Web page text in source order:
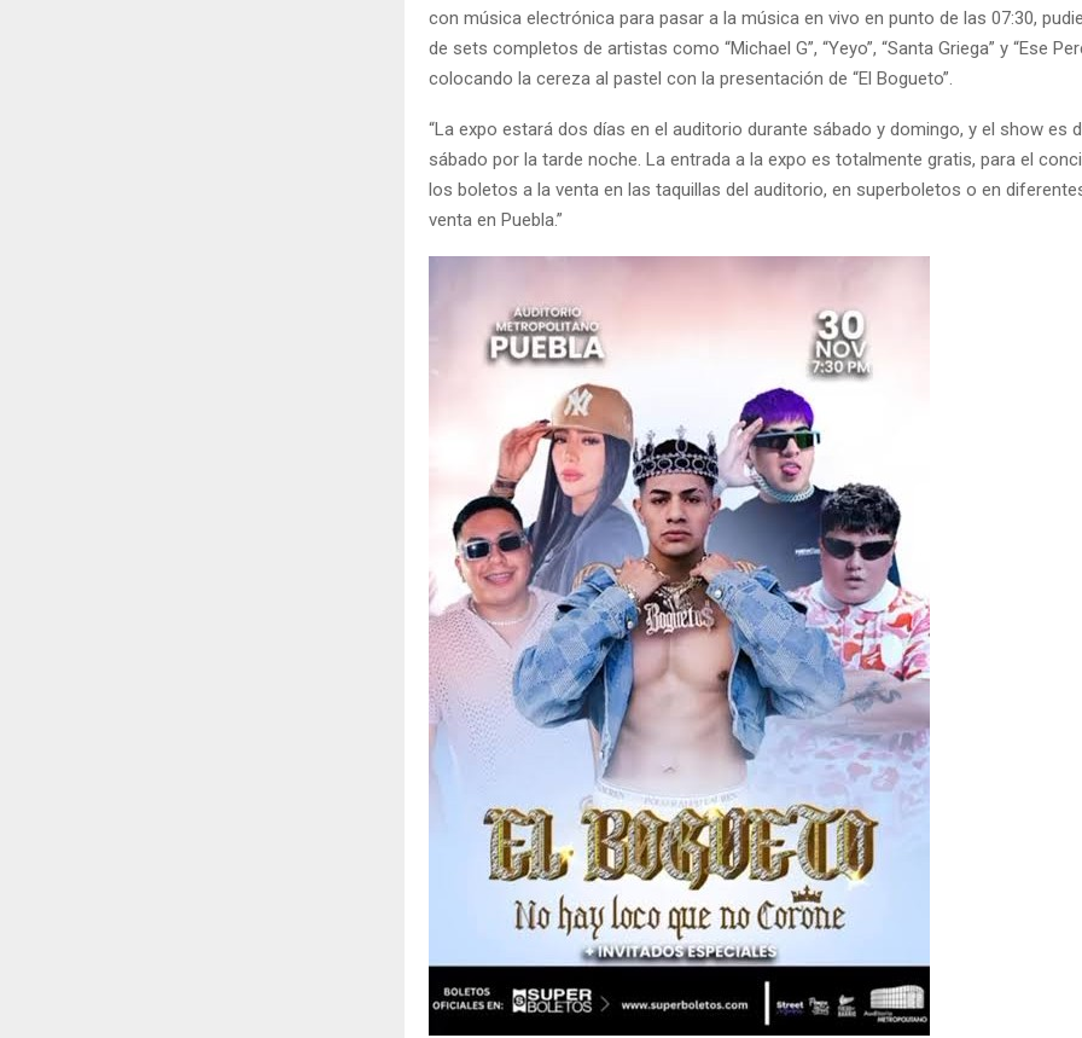
con música electrónica para pasar a la música en vivo en punto de las 07:30,
de sets completos de artistas como “Michael G”, “Yeyo”, “Santa Griega” y “Ese
colocando la cereza al pastel con la presentación de “El Bogueto”.
“La expo estará dos días en el auditorio durante sábado y domingo, y el show es
sábado por la tarde noche. La entrada a la expo es totalmente gratis, para el
los boletos a la venta en las taquillas del auditorio, en superboletos o en
venta en Puebla.”